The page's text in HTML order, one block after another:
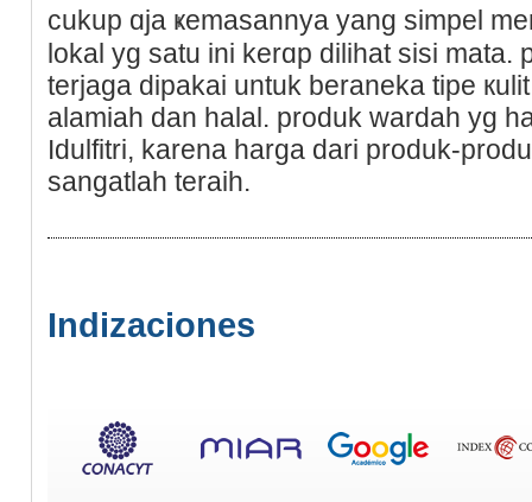
cukup ɑja ҝemasannya yang simpel
lokal yg satu ini kerɑp dilihat sisi mata.
terϳaga dipakai untuk beraneka tipe
alamiah dan һalal. produk wardah уg
Idulfitri, karena harga dari produk-
sangatlah teraih.
Indizaciones